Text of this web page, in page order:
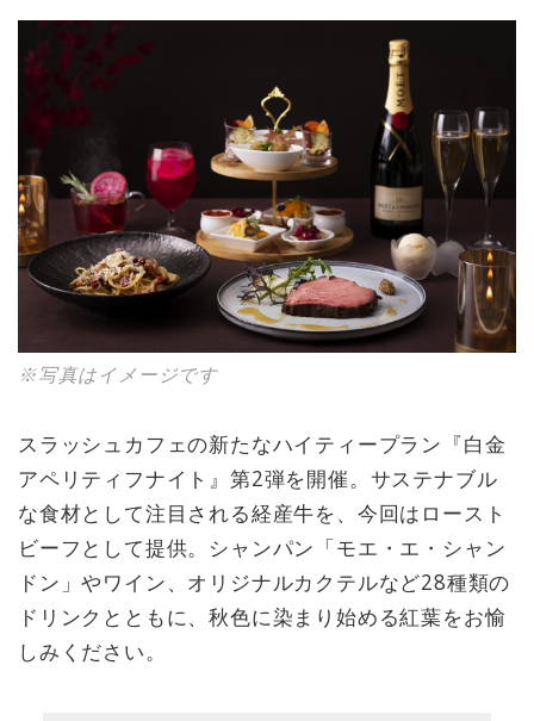
※写真はイメージです
スラッシュカフェの新たなハイティープラン『白金
アペリティフナイト』第2弾を開催。サステナブル
な食材として注目される経産牛を、今回はロースト
ビーフとして提供。シャンパン「モエ・エ・シャン
ドン」やワイン、オリジナルカクテルなど28種類の
ドリンクとともに、秋色に染まり始める紅葉をお愉
しみください。